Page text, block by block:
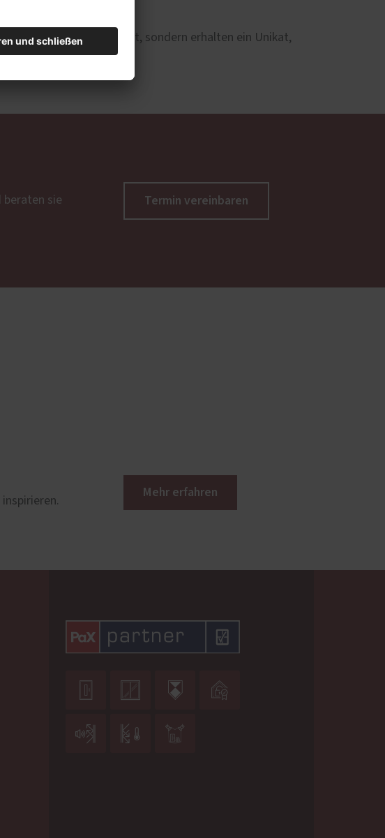
maximale Funktionalität, sondern erhalten ein Unikat,
beraten sie
Termin vereinbaren
Mehr erfahren
  
  